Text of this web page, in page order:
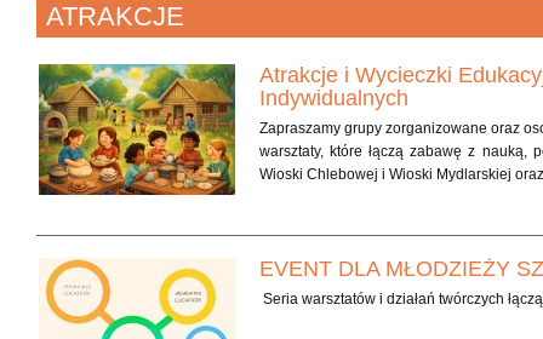
ATRAKCJE
Atrakcje i Wycieczki
Indywidualnych
Zapraszamy grupy zorganizowane oraz
warsztaty, które łączą zabawę z nauką,
Wioski Chlebowej i Wioski Mydlarskiej
EVENT DLA MŁODZIEŻY
Seria warsztatów i działań twórczych